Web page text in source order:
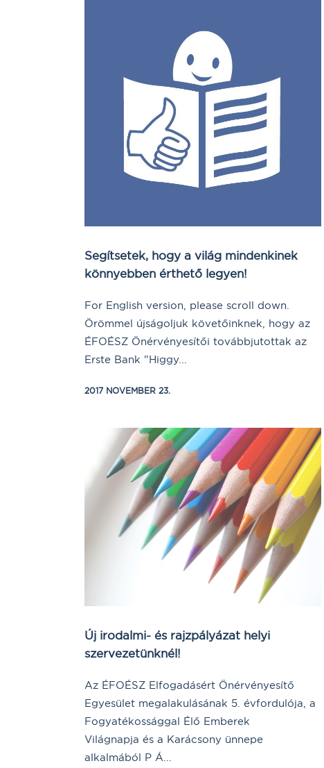
Segítsetek, hogy a világ mindenkinek
könnyebben érthető legyen!
For English version, please scroll down.
Örömmel újságoljuk követőinknek, hogy az
ÉFOÉSZ Önérvényesítői továbbjutottak az
Erste Bank "Higgy...
2017 NOVEMBER 23.
Új irodalmi- és rajzpályázat helyi
szervezetünknél!
Az ÉFOÉSZ Elfogadásért Önérvényesítő
Egyesület megalakulásának 5. évfordulója, a
Fogyatékossággal Élő Emberek
Világnapja és a Karácsony ünnepe
alkalmából P Á...